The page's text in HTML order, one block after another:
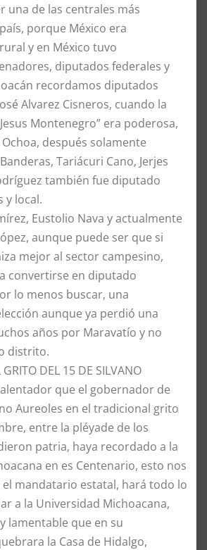
una de las centrales más
porque México era
y en México tuvo
diputados federales y
recordamos diputados
Alvarez Cisneros, cuando la
Montenegro” era poderosa,
después solamente
Tariácuri Cano, Jerjes
también fue diputado
y local.
Eustolio Nava y actualmente
aunque puede ser que si
mejor al sector campesino,
convertirse en diputado
lo menos buscar, una
aunque ya perdió una
años por Maravatío y no
distrito.
DEL 15 DE SILVANO
que el gobernador de
Aureoles en el tradicional grito
entre la pléyade de los
patria, haya recordado a la
en es Centenario, esto nos
el mandatario estatal, hará todo lo
a la Universidad Michoacana,
lamentable que en su
la Casa de Hidalgo,